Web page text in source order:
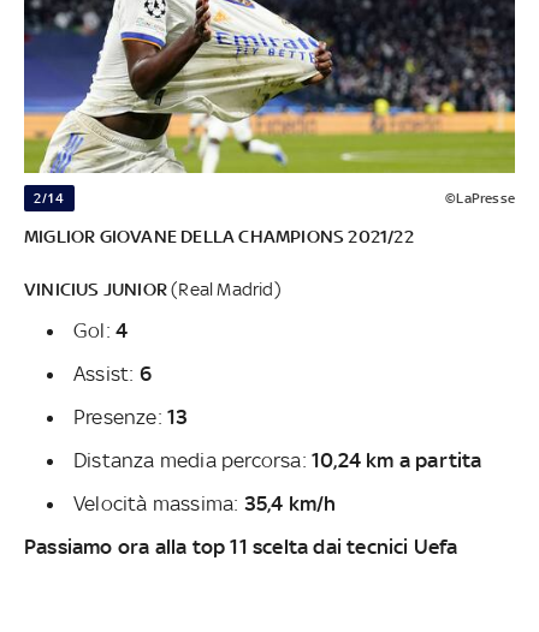
2/14 ©LaPresse
MIGLIOR GIOVANE DELLA CHAMPIONS 2021/22
VINICIUS JUNIOR(Real Madrid)
Gol: 4
Assist: 6
Presenze: 13
Distanza media percorsa: 10,24 km a partita
Velocità massima: 35,4 km/h
Passiamo ora alla top 11 scelta dai tecnici Uefa